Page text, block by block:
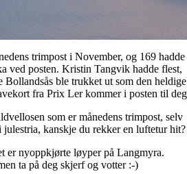
trimpost i November, og 169 hadde
ved posten. Kristin Tangvik hadde flest,
Bollandsås ble trukket ut som den heldige
fra Prix Ler kommer i posten til
som er månedens trimpost, selv
julestria, kanskje du rekker en luftetur
er nyoppkjørte løyper på Langmyra.
ta på deg skjerf og votter :-)